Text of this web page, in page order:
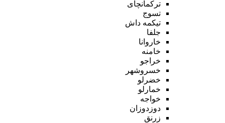
ترکمانچای
تسوج
تیکمه داش
جلفا
خاروانا
خامنه
خراجو
خسروشهر
خضرلو
خمارلو
خواجه
دوزدوزان
زرنق